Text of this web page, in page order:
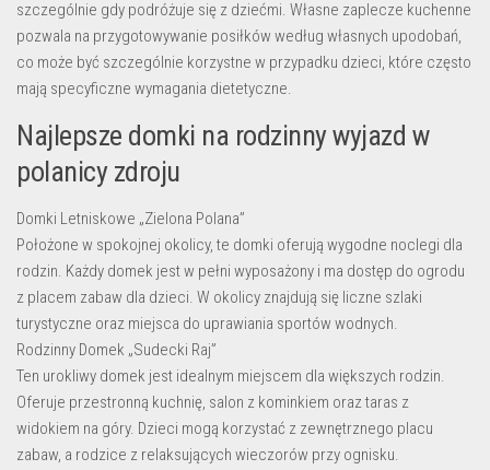
szczególnie gdy podróżuje się z dziećmi. Własne zaplecze kuchenne
pozwala na przygotowywanie posiłków według własnych upodobań,
co może być szczególnie korzystne w przypadku dzieci, które często
mają specyficzne wymagania dietetyczne.
Najlepsze domki na rodzinny wyjazd w
polanicy zdroju
Domki Letniskowe „Zielona Polana”
Położone w spokojnej okolicy, te domki oferują wygodne noclegi dla
rodzin. Każdy domek jest w pełni wyposażony i ma dostęp do ogrodu
z placem zabaw dla dzieci. W okolicy znajdują się liczne szlaki
turystyczne oraz miejsca do uprawiania sportów wodnych.
Rodzinny Domek „Sudecki Raj”
Ten urokliwy domek jest idealnym miejscem dla większych rodzin.
Oferuje przestronną kuchnię, salon z kominkiem oraz taras z
widokiem na góry. Dzieci mogą korzystać z zewnętrznego placu
zabaw, a rodzice z relaksujących wieczorów przy ognisku.